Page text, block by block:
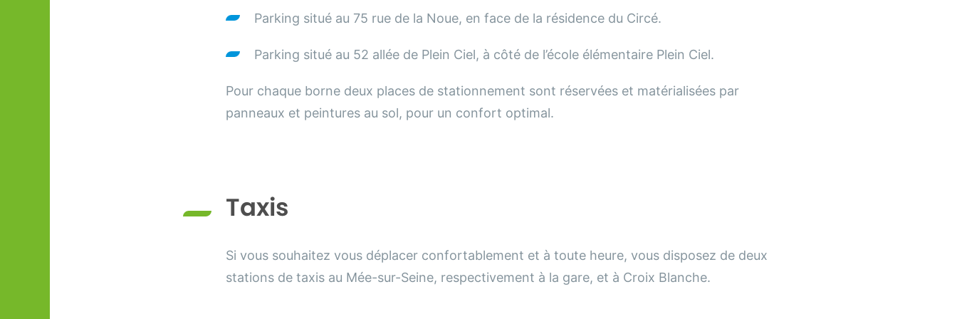
Parking situé au 75 rue de la Noue, en face de la résidence du Circé.
Parking situé au 52 allée de Plein Ciel, à côté de l’école élémentaire Plein Ciel.
Pour chaque borne deux places de stationnement sont réservées et matérialisées par
panneaux et peintures au sol, pour un confort optimal.
Taxis
Si vous souhaitez vous déplacer confortablement et à toute heure, vous disposez de deux
stations de taxis au Mée-sur-Seine, respectivement à la gare, et à Croix Blanche.